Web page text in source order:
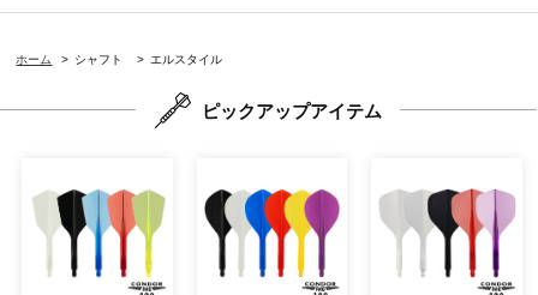
ホーム > シャフト > エルスタイル
ピックアップアイテム